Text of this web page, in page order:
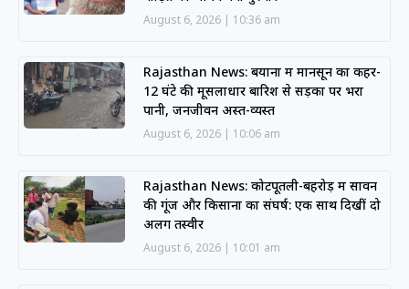
August 6, 2026 10:36 am
Rajasthan News: बयाना में मानसून का कहर-
12 घंटे की मूसलाधार बारिश से सड़कों पर भरा
पानी, जनजीवन अस्त-व्यस्त
August 6, 2026 10:06 am
Rajasthan News: कोटपूतली-बहरोड़ में सावन
की गूंज और किसानों का संघर्ष: एक साथ दिखीं दो
अलग तस्वीरें
August 6, 2026 10:01 am